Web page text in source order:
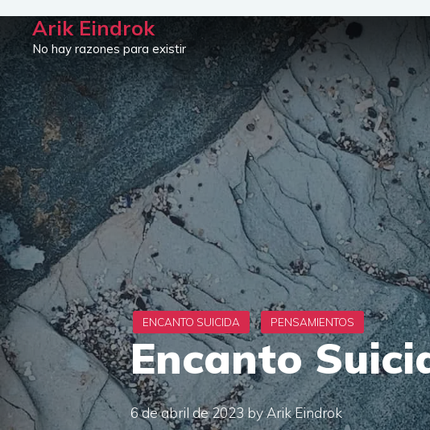
Saltar
al
contenido
Arik Eindrok
No hay razones para existir
Encanto
6 de abril de 2023byArik Eindrok